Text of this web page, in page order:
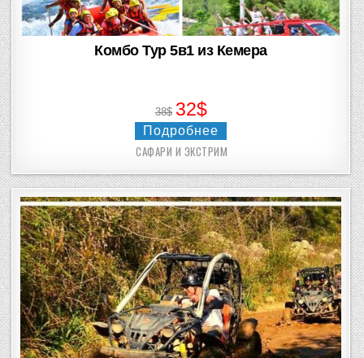
Комбо Тур 5в1 из Кемера
38$ 32$
Подробнее
Posted
САФАРИ И ЭКСТРИМ